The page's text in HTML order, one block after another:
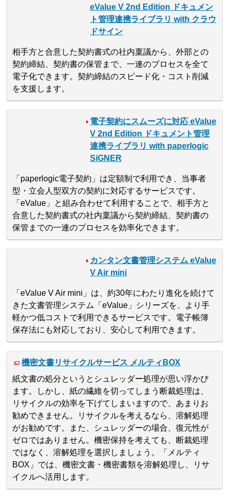
eValue V 2nd Edition ドキュメン
ト管理連携ライブラリ with クラウ
ドサイン
相手方と合意した契約書式の社内稟議から、外部との
契約締結、契約書の保管まで、一連のプロセスを全て
電子化できます。契約締結のスピード化・コスト削減
を支援します。
電子契約にスムーズに対応 eValue
V 2nd Edition ドキュメント管理
連携ライブラリ with paperlogic
SiGNER
「paperlogic電子契約」は定額制で利用でき、当事者
型・立会人型双方の契約に対応するサービスです。
「eValue」と組み合わせて利用することで、相手方と
合意した契約書式の社内稟議から契約締結、契約書の
保管までの一連のプロセスを効率化できます。
カンタン文書管理システム eValue
V Air mini
「eValue V Air mini」は、約30年にわたり進化を続けて
きた文書管理システム「eValue」シリーズを、より手
軽かつ低コストで利用できるサービスです。電子帳簿
保存法にも対応しており、安心して利用できます。
機密文書リサイクルサービス メルティBOX
紙文書の処分というとシュレッダー処理が思い浮かび
ます。しかし、紙の繊維を切ってしまう断裁処理は、
リサイクルの効率を下げてしまいますので、あまりお
勧めできません。リサイクルを考えるなら、溶解処理
がお勧めです。また、シュレッダーの場合、復元性が
ゼロではありません。機密保持を考えても、断裁処理
ではなく、溶解処理を選択しましょう。「メルティ
BOX」では、機密文書・機密書類を溶解処理し、リサ
イクルへ活用します。